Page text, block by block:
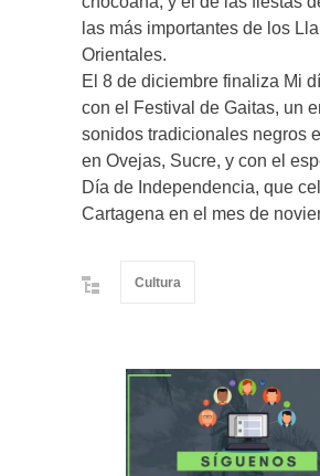
las más importantes de los
Orientales.
El 8 de diciembre finaliza Mi
con el Festival de Gaitas, un
sonidos tradicionales negros
en Ovejas, Sucre, y con el
Día de Independencia, que
Cartagena en el mes de
Cultura